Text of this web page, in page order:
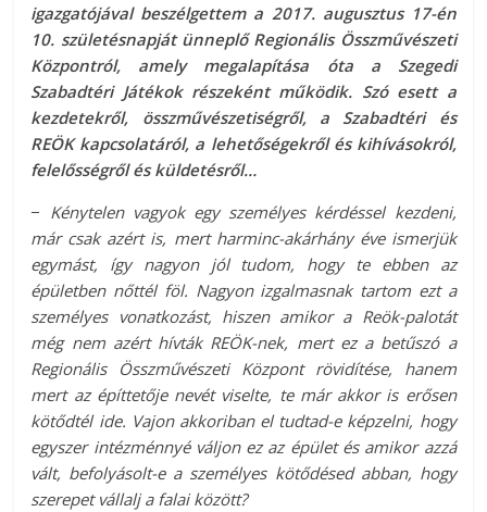
igazgatójával beszélgettem a 2017. augusztus 17-én
10. születésnapját ünneplő Regionális Összművészeti
Központról, amely megalapítása óta a Szegedi
Szabadtéri Játékok részeként működik. Szó esett a
kezdetekről, összművészetiségről, a Szabadtéri és
REÖK kapcsolatáról, a lehetőségekről és kihívásokról,
felelősségről és küldetésről…
− Kénytelen vagyok egy személyes kérdéssel kezdeni,
már csak azért is, mert harminc-akárhány éve ismerjük
egymást, így nagyon jól tudom, hogy te ebben az
épületben nőttél föl. Nagyon izgalmasnak tartom ezt a
személyes vonatkozást, hiszen amikor a Reök-palotát
még nem azért hívták REÖK-nek, mert ez a betűszó a
Regionális Összművészeti Központ rövidítése, hanem
mert az építtetője nevét viselte, te már akkor is erősen
kötődtél ide. Vajon akkoriban el tudtad-e képzelni, hogy
egyszer intézménnyé váljon ez az épület és amikor azzá
vált, befolyásolt-e a személyes kötődésed abban, hogy
szerepet vállalj a falai között?